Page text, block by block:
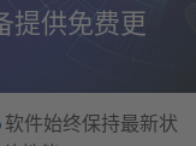
提供免费更